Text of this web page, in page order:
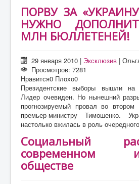
ПОРВУ ЗА
НУЖНО
МЛН БЮЛЛЕТЕНЕЙ!
29 января 2010 | Эксклюзив |
Просмотров: 7281
Нравится0 Плохо0
Президентские выборы вышли
Лидер очевиден. Но нынешний
прогнозируемый провал во
премьер-министру Тимошенко.
настолько вжилась в роль
Социальный
современном
обществе